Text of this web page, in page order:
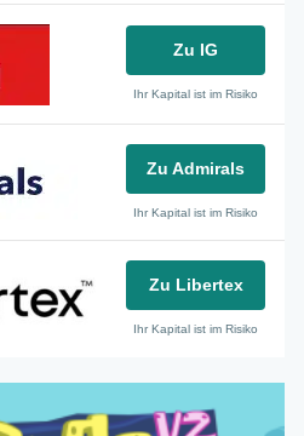
Zu IG
Ihr Kapital ist im Risiko
Zu Admirals
Ihr Kapital ist im Risiko
Zu Libertex
Ihr Kapital ist im Risiko